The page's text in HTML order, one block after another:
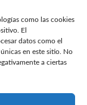
como las cookies
El
datos como el
en este sitio. No
a ciertas
de luz
de
durabilidad.
la estética,
cumpla con